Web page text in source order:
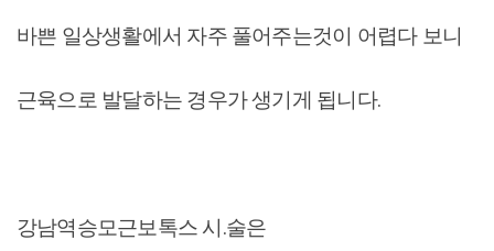
바쁜 일상생활에서 자주 풀어주는것이 어렵다 보니
근육으로 발달하는 경우가 생기게 됩니다.
강남역승모근보톡스 시.술은